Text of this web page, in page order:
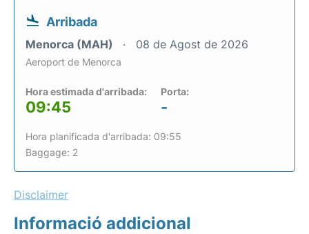
Arribada
Menorca (MAH) 08 de Agost de 2026
Aeroport de Menorca
Hora estimada d'arribada:
09:45
Porta:
-
Hora planificada d'arribada: 09:55
Baggage: 2
Disclaimer
Informació addicional